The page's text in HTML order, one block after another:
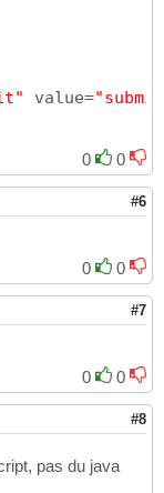
value=
0 0
#6
0
0
#7
0
0
#8
pas du java